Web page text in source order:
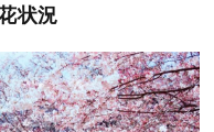
状況